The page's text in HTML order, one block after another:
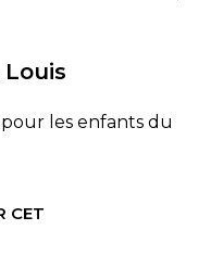
pour les enfants du
CET